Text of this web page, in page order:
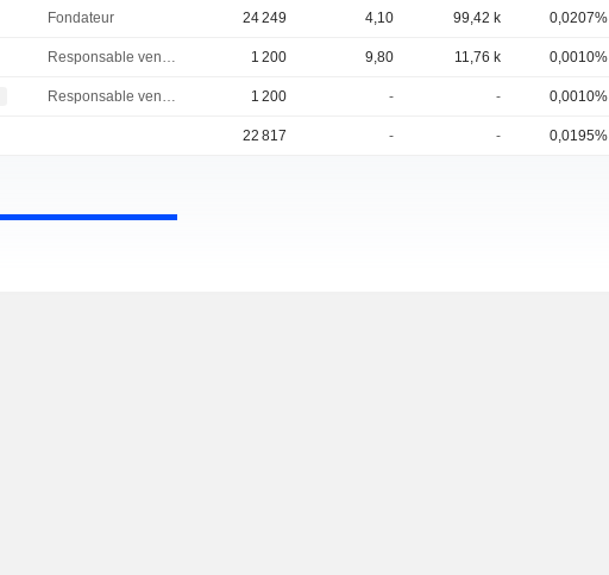
Fondateur 24 249 4,10 99,42 k 0,0207%
Responsable ventes & marketing 1 200 9,80 11,76 k 0,0010%
Responsable ventes & marketing 1 200 - - 0,0010%
22 817 - - 0,0195%